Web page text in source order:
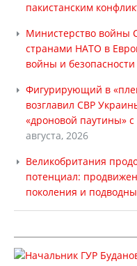
пакистанским
Министерство войны
странами НАТО в
войны и
Фигурирующий в
возглавил СВР
«дроновой паутины»
августа, 2026
Великобритания
потенциал:
поколения и